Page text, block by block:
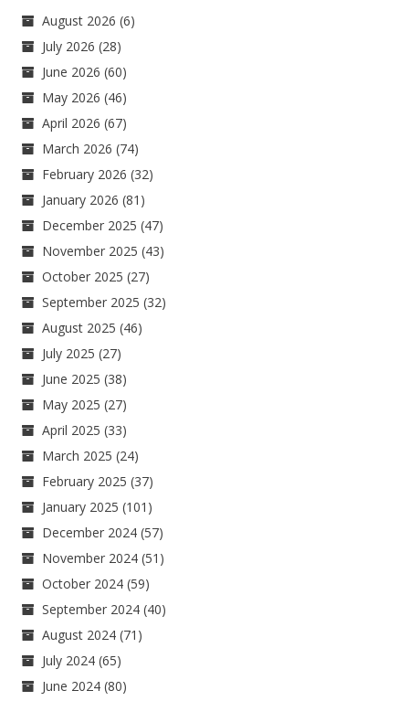
August 2026 (6)
July 2026 (28)
June 2026 (60)
May 2026 (46)
April 2026 (67)
March 2026 (74)
February 2026 (32)
January 2026 (81)
December 2025 (47)
November 2025 (43)
October 2025 (27)
September 2025 (32)
August 2025 (46)
July 2025 (27)
June 2025 (38)
May 2025 (27)
April 2025 (33)
March 2025 (24)
February 2025 (37)
January 2025 (101)
December 2024 (57)
November 2024 (51)
October 2024 (59)
September 2024 (40)
August 2024 (71)
July 2024 (65)
June 2024 (80)